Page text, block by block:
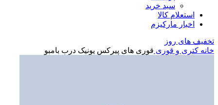
سبد خرید
استعلام کالا
اخبار مارکیزم
تخفیف های روز
خانه کتری و قوری قوری های پیرکس یونیک درب بامبو